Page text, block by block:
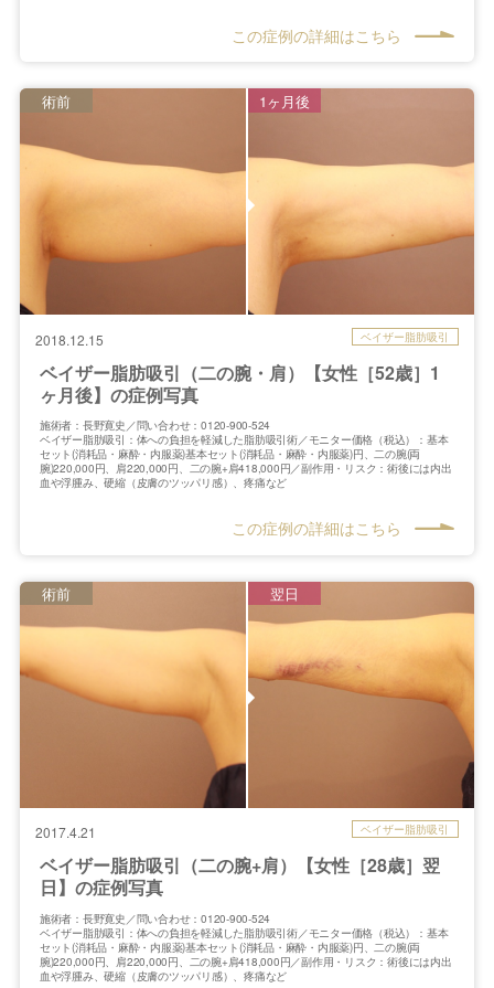
この症例の詳細はこちら
2018.12.15 ベイザー脂肪吸引
ベイザー脂肪吸引（二の腕・肩）【女性［52歳］1
ヶ月後】の症例写真
術前 1ヶ月後
施術者：長野寛史／問い合わせ：0120-900-524
ベイザー脂肪吸引：体への負担を軽減した脂肪吸引術／モニター価格（税込）：基本
セット(消耗品・麻酔・内服薬)基本セット(消耗品・麻酔・内服薬)円、二の腕(両
腕)220,000円、肩220,000円、二の腕+肩418,000円／副作用・リスク：術後には内出
血や浮腫み、硬縮（皮膚のツッパリ感）、疼痛など
この症例の詳細はこちら
2017.4.21 ベイザー脂肪吸引
ベイザー脂肪吸引（二の腕+肩）【女性［28歳］翌
日】の症例写真
術前 翌日
施術者：長野寛史／問い合わせ：0120-900-524
ベイザー脂肪吸引：体への負担を軽減した脂肪吸引術／モニター価格（税込）：基本
セット(消耗品・麻酔・内服薬)基本セット(消耗品・麻酔・内服薬)円、二の腕(両
腕)220,000円、肩220,000円、二の腕+肩418,000円／副作用・リスク：術後には内出
血や浮腫み、硬縮（皮膚のツッパリ感）、疼痛など